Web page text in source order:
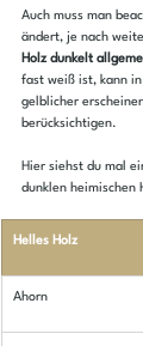
Auch muss man
ändert, je nach
Holz dunkelt
fast weiß ist, kann
gelblicher
berücksichtigen.
Hier siehst du mal
dunklen heimischen
Helles Holz
Ahorn